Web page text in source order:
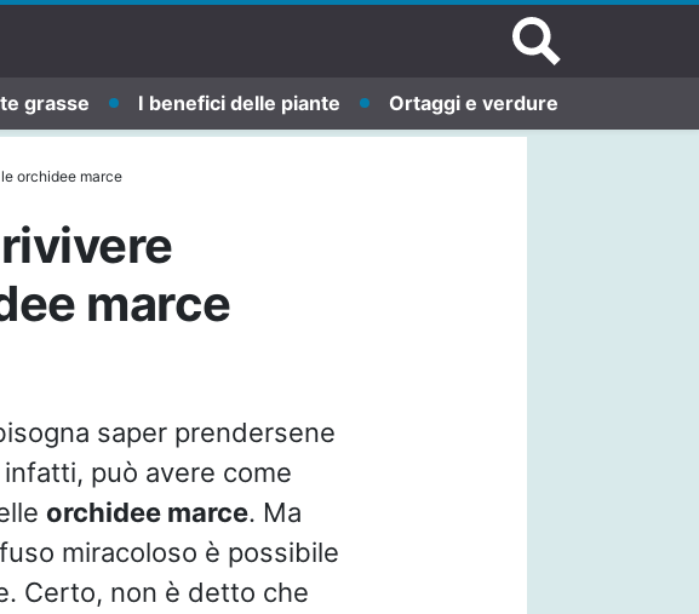
grasse I benefici delle piante Ortaggi e verdure
orchidee marce
marce
saper prendersene
può avere come
orchidee marce. Ma
miracoloso è possibile
Certo, non è detto che